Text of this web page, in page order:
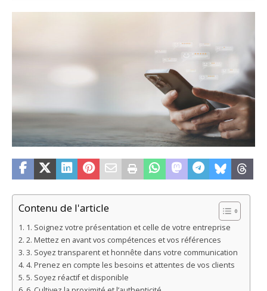
Contenu de l'article
1. Soignez votre présentation et celle de votre entreprise
2. Mettez en avant vos compétences et vos références
3. Soyez transparent et honnête dans votre communication
4. Prenez en compte les besoins et attentes de vos clients
5. Soyez réactif et disponible